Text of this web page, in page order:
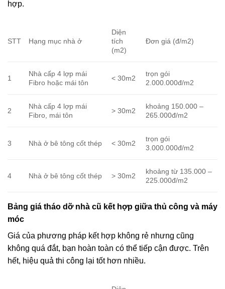
hợp.
STT Hạng mục nhà ở
Diện
tích
(m2)
Đơn giá (đ/m2)
1
Nhà cấp 4 lợp mái
Fibro hoặc mái tôn
< 30m2
trọn gói
2.000.000đ/m2
2
Nhà cấp 4 lợp mái
Fibro, mái tôn
> 30m2
khoảng 150.000 –
265.000đ/m2
3 Nhà ở bê tông cốt thép < 30m2
trọn gói
3.000.000đ/m2
4 Nhà ở bê tông cốt thép > 30m2
khoảng từ 135.000 –
225.000đ/m2
Bảng giá tháo dỡ nhà cũ kết hợp giữa thủ công và máy
móc
Giá của phương pháp kết hợp không rẻ nhưng cũng
không quá đắt, bạn hoàn toàn có thể tiếp cận được. Trên
hết, hiệu quả thi công lại tốt hơn nhiều.